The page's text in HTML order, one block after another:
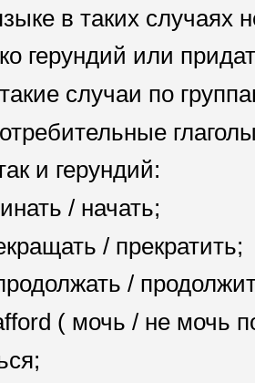
в таких случаях
герундий или
случаи по
и герундий:
/ начать;
/ прекратить;
/
( мочь / не мочь